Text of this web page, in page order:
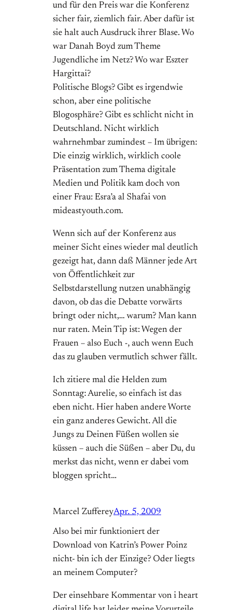
und für den Preis war die Konferenz
sicher fair, ziemlich fair. Aber dafür ist
sie halt auch Ausdruck ihrer Blase. Wo
war Danah Boyd zum Theme
Jugendliche im Netz? Wo war Eszter
Hargittai?
Politische Blogs? Gibt es irgendwie
schon, aber eine politische
Blogosphäre? Gibt es schlicht nicht in
Deutschland. Nicht wirklich
wahrnehmbar zumindest – Im übrigen:
Die einzig wirklich, wirklich coole
Präsentation zum Thema digitale
Medien und Politik kam doch von
einer Frau: Esra’a al Shafai von
mideastyouth.com.
Wenn sich auf der Konferenz aus
meiner Sicht eines wieder mal deutlich
gezeigt hat, dann daß Männer jede Art
von Öffentlichkeit zur
Selbstdarstellung nutzen unabhängig
davon, ob das die Debatte vorwärts
bringt oder nicht,… warum? Man kann
nur raten. Mein Tip ist: Wegen der
Frauen – also Euch -, auch wenn Euch
das zu glauben vermutlich schwer fällt.
Ich zitiere mal die Helden zum
Sonntag: Aurelie, so einfach ist das
eben nicht. Hier haben andere Worte
ein ganz anderes Gewicht. All die
Jungs zu Deinen Füßen wollen sie
küssen – auch die Süßen – aber Du, du
merkst das nicht, wenn er dabei vom
bloggen spricht…
Marcel ZuffereyApr. 5, 2009
Also bei mir funktioniert der
Download von Katrin’s Power Poinz
nicht- bin ich der Einzige? Oder liegts
an meinem Computer?
Der einsehbare Kommentar von i heart